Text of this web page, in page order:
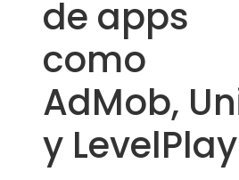
de apps
como
AdMob,
y